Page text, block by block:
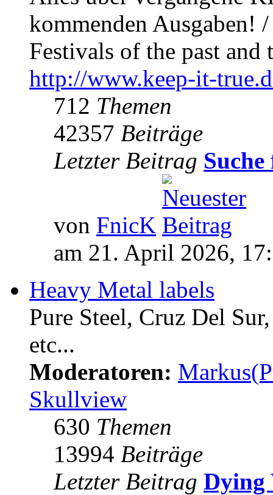
kommenden Ausgaben!
Festivals of the past
http://www.keep-it-
712 Themen
42357 Beiträge
Letzter Beitrag
von FnicK
am 21. April 2026,
Heavy Metal labels
Pure Steel, Cruz Del
etc...
Moderatoren:
Skullview
630 Themen
13994 Beiträge
Letzter Beitrag Dying